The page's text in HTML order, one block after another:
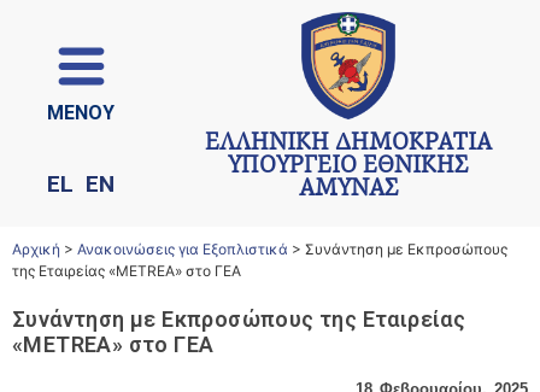
ΜΕΝΟΥ
EL EN
ΕΛΛΗΝΙΚΗ ΔΗΜΟΚΡΑΤΙΑ
ΥΠΟΥΡΓΕΙΟ ΕΘΝΙΚΗΣ
ΑΜΥΝΑΣ
Αρχική > Ανακοινώσεις για Εξοπλιστικά > Συνάντηση με Εκπροσώπους
της Εταιρείας «METREA» στο ΓΕΑ
Συνάντηση με Εκπροσώπους της Εταιρείας
«METREA» στο ΓΕΑ
18 Φεβρουαρίου, 2025